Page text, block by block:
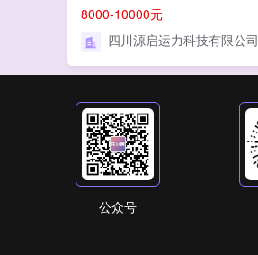
8000-10000元
四川源启运力科技有限公司
公众号